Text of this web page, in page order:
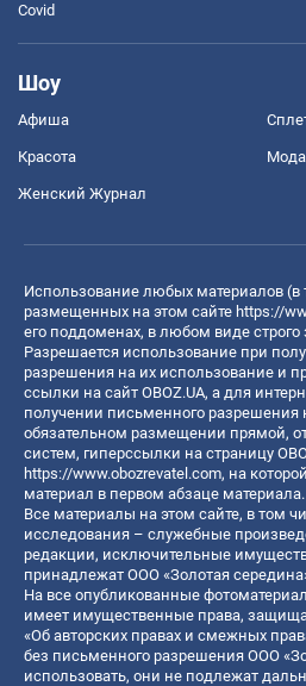
Covid
Шоу
Афиша
Красота Мода
Женский Журнал
Использование любых материалов (в
размещенных на этом сайте https://
его поддоменах, в любом виде
Разрешается использование при
разрешения на их использование и
ссылки на сайт OBOZ.UA, а для
получении письменного разрешения
обязательном размещении прямой,
систем, гиперссылки на страницу
https://www.obozrevatel.com, на
материал в первом абзаце материала.
Все материалы на этом сайте, в том
исследования – служебные
редакции, исключительные
принадлежат ООО «Золотая
На все опубликованные
имеет имущественные права,
«Об авторских правах и смежных
без письменного разрешения ООО
использовать, они не подлежат